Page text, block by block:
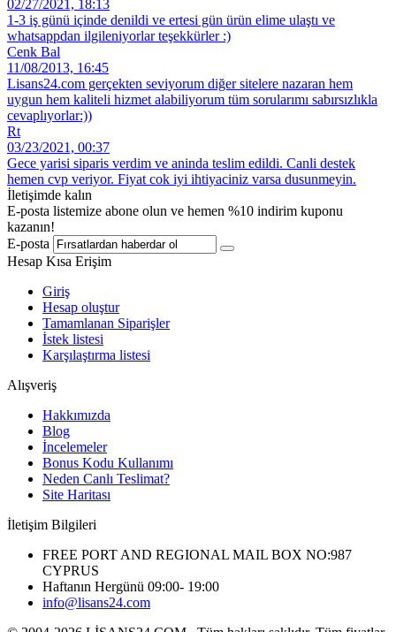
02/27/2021, 18:13
1-3 iş günü içinde denildi ve ertesi gün ürün elime ulaştı ve
whatsappdan ilgileniyorlar teşekkürler :)
Cenk Bal
11/08/2013, 16:45
Lisans24.com gerçekten seviyorum diğer sitelere nazaran hem
uygun hem kaliteli hizmet alabiliyorum tüm sorularımı sabırsızlıkla
cevaplıyorlar:))
Rt
03/23/2021, 00:37
Gece yarisi siparis verdim ve aninda teslim edildi. Canli destek
hemen cvp veriyor. Fiyat cok iyi ihtiyaciniz varsa dusunmeyin.
İletişimde kalın
E-posta listemize abone olun ve hemen %10 indirim kuponu
kazanın!
E-posta
Hesap Kısa Erişim
Giriş
Hesap oluştur
Tamamlanan Siparişler
İstek listesi
Karşılaştırma listesi
Alışveriş
Hakkımızda
Blog
İncelemeler
Bonus Kodu Kullanımı
Neden Canlı Teslimat?
Site Haritası
İletişim Bilgileri
FREE PORT AND REGIONAL MAIL BOX NO:987
CYPRUS
Haftanın Hergünü 09:00- 19:00
info@lisans24.com